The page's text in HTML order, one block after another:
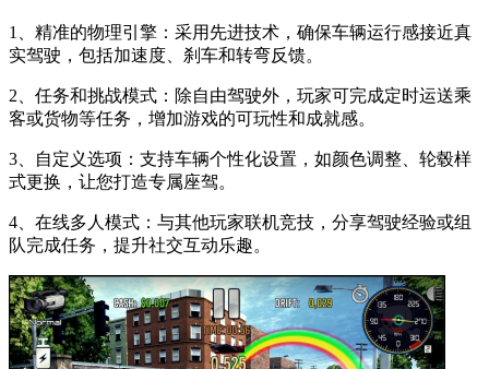
1、精准的物理引擎：采用先进技术，确保车辆运行感接近真
实驾驶，包括加速度、刹车和转弯反馈。
2、任务和挑战模式：除自由驾驶外，玩家可完成定时运送乘
客或货物等任务，增加游戏的可玩性和成就感。
3、自定义选项：支持车辆个性化设置，如颜色调整、轮毂样
式更换，让您打造专属座驾。
4、在线多人模式：与其他玩家联机竞技，分享驾驶经验或组
队完成任务，提升社交互动乐趣。